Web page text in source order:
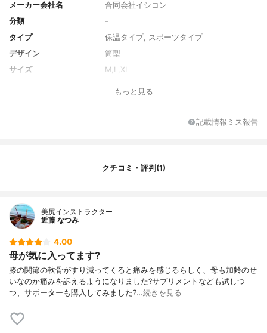
メーカー会社名
合同会社イシコン
分類
-
タイプ
保温タイプ, スポーツタイプ
デザイン
筒型
サイズ
M,L,XL
もっと見る
記載情報ミス報告
クチコミ・評判(1)
美尻インストラクター
近藤 なつみ
4.00
母が気に入ってます?
膝の関節の軟骨がすり減ってくると痛みを感じるらしく、母も加齢のせ
いなのか痛みを訴えるようになりました?サプリメントなども試しつ
つ、サポーターも購入してみました?…続きを見る